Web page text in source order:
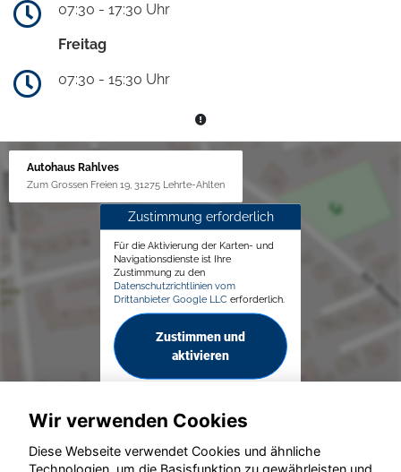
07:30 - 17:30 Uhr
Freitag
07:30 - 15:30 Uhr
Autohaus Rahlves
Zum Grossen Freien 19, 31275 Lehrte-Ahlten
Zustimmung erforderlich
Für die Aktivierung der Karten- und
Navigationsdienste ist Ihre
Zustimmung zu den
Datenschutzrichtlinien vom
Drittanbieter Google LLC erforderlich.
Zustimmen und
aktivieren
Wir verwenden Cookies
Diese Webseite verwendet Cookies und ähnliche
Technologien, um die Basisfunktion zu gewährleisten und